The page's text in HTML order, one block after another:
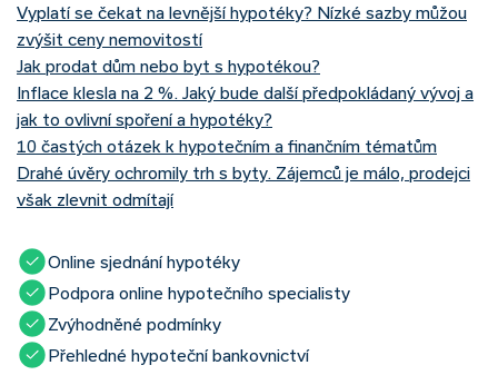
Vyplatí se čekat na levnější hypotéky? Nízké sazby můžou
zvýšit ceny nemovitostí
Jak prodat dům nebo byt s hypotékou?
Inflace klesla na 2 %. Jaký bude další předpokládaný vývoj a
jak to ovlivní spoření a hypotéky?
10 častých otázek k hypotečním a finančním tématům
Drahé úvěry ochromily trh s byty. Zájemců je málo, prodejci
však zlevnit odmítají
Online sjednání hypotéky
Podpora online hypotečního specialisty
Zvýhodněné podmínky
Přehledné hypoteční bankovnictví